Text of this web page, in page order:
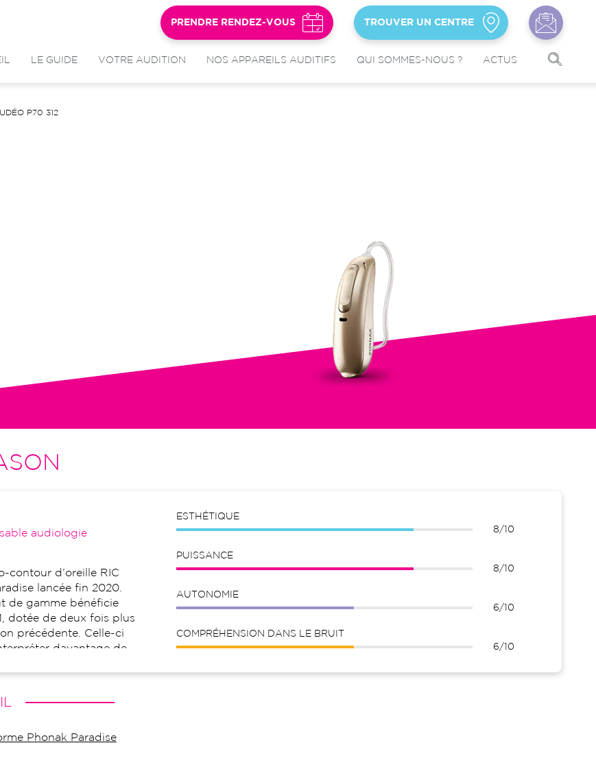
LE GUIDE VOTRE AUDITION NOS APPAREILS AUDITIFS QUI SOMMES-NOUS ? ACTUS
PRENDRE RENDEZ-VOUS TROUVER UN CENTRE
P70 312
audiologie
contour d’oreille RIC
lancée fin 2020.
de gamme bénéficie
dotée de deux fois plus
précédente. Celle-ci
davantage de
sonore avec
connectée assure
ESTHÉTIQUE
8/10
PUISSANCE
8/10
AUTONOMIE
6/10
COMPRÉHENSION DANS LE BRUIT
6/10
Phonak Paradise